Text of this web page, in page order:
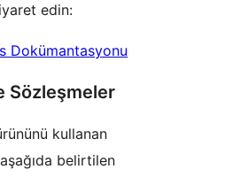
edin:
Dokümantasyonu
Sözleşmeler
kullanan
aşağıda belirtilen